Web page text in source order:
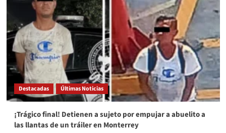
Destacadas Últimas Noticias
¡Trágico final! Detienen a sujeto por empujar a abuelito a
las llantas de un tráiler en Monterrey